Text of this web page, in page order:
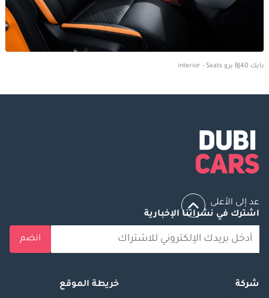
بايك BJ40 برو interior - Seats
عد إلى الأعلى
اشترك في نشراتنا الإخبارية
انضم
شركة
خريطة الموقع